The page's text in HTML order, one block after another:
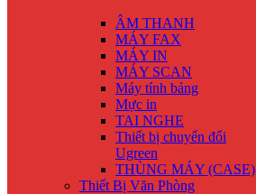
ÂM THANH
MÁY FAX
MÁY IN
MÁY SCAN
Máy tính bảng
Mực in
TAI NGHE
Thiết bị chuyển đổi
Ugreen
THÙNG MÁY (CASE)
Thiết Bị Văn Phòng